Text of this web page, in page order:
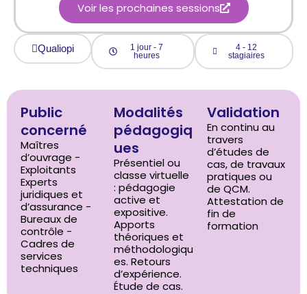
Voir les prochaines sessions
Qualiopi
1 jour - 7
heures
4 - 12
stagiaires
Public
concerné
Maîtres
d’ouvrage -
Exploitants
Experts
juridiques et
d’assurance -
Bureaux de
contrôle -
Cadres de
services
techniques
Modalités
pédagogiq
ues
Présentiel ou
classe virtuelle
: pédagogie
active et
expositive.
Apports
théoriques et
méthodologiqu
es. Retours
d’expérience.
Étude de cas.
Validation
En continu au
travers
d’études de
cas, de travaux
pratiques ou
de QCM.
Attestation de
fin de
formation